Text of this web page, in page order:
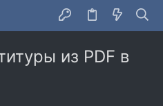
из PDF в